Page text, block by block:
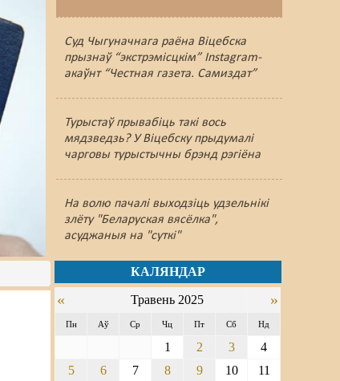
Суд Чыгуначнага раёна Віцебска
прызнаў “экстрэмісцкім” Instagram-
акаўнт “Честная газета. Самиздат”
Турыстаў прывабіць такі вось
мядзведзь? У Віцебску прыдумалі
чарговы турыстычны брэнд рэгіёна
На волю пачалі выходзіць удзельнікі
злёту "Беларуская вясёлка",
асуджаныя на "суткі"
КАЛЯНДАР
« Травень 2025 »
Пн Аў Ср Чц Пт Сб Нд
1 2 3
4
5
6 7 8 9 10
11